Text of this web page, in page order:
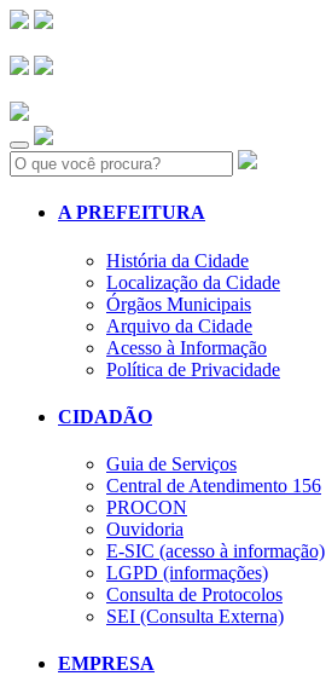
Search:
A PREFEITURA
História da Cidade
Localização da Cidade
Órgãos Municipais
Arquivo da Cidade
Acesso à Informação
Política de Privacidade
CIDADÃO
Guia de Serviços
Central de Atendimento 156
PROCON
Ouvidoria
E-SIC (acesso à informação)
LGPD (informações)
Consulta de Protocolos
SEI (Consulta Externa)
EMPRESA